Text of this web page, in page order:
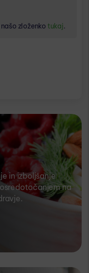
zloženko tukaj.​
in izboljšanje
na